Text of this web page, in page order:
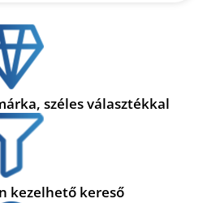
széles választékkal
kezelhető kereső